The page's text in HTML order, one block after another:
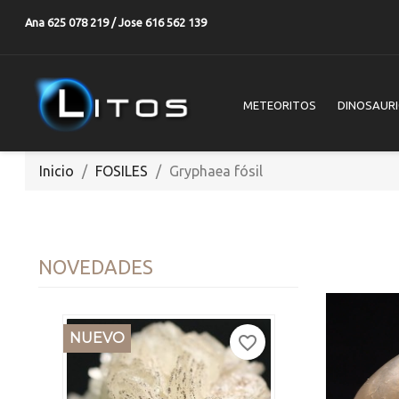
Ana 625 078 219 / Jose 616 562 139
METEORITOS
Inicio FOSILES Gryphaea fósil
NOVEDADES
NUEVO favorite_border